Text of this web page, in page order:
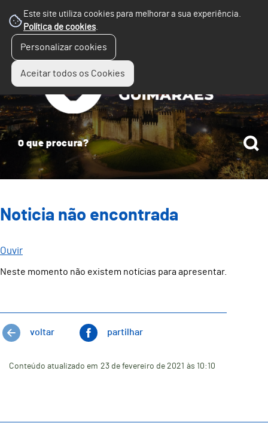
Este site utiliza cookies para melhorar a sua experiência.
Política de cookies.
Personalizar cookies
Aceitar todos os Cookies
Noticia não encontrada
Ouvir
Neste momento não existem notícias para apresentar.
voltar partilhar
Conteúdo atualizado em 23 de fevereiro de 2021 às 10:10